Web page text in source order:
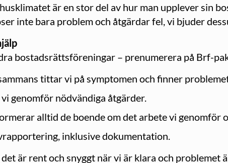
är en stor del av hur man upplever sin
inte bara problem och åtgärdar fel, vi bjuder
bostadsrättsföreningar – prenumerera på Brf-
tittar vi på symptomen och finner
genomför nödvändiga åtgärder.
alltid de boende om det arbete vi genomför
inklusive dokumentation.
är rent och snyggt när vi är klara och problemet